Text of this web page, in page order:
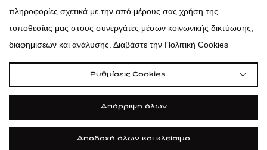
| Πολιτική Cookies | Κώδικας Δεοντολογίας
πληροφορίες σχετικά με την από μέρους σας χρήση της
τοποθεσίας μας στους συνεργάτες μέσων κοινωνικής δικτύωσης,
διαφημίσεων και ανάλυσης. Διαβάστε την Πολιτική Cookies
Ρυθμίσεις Cookies
Απόρριψη όλων
Αποδοχή όλων και κλείσιμο